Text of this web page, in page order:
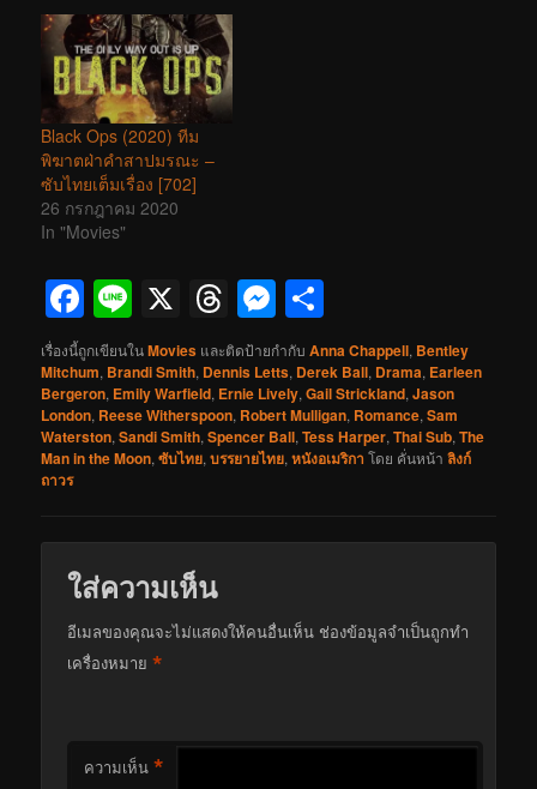
Black Ops (2020) ทีม
พิฆาตฝ่าคำสาปมรณะ –
ซับไทยเต็มเรื่อง [702]
26 กรกฎาคม 2020
In "Movies"
Facebook
Line
X Threads
Messenger
เรื่องนี้ถูกเขียนในMovies และติดป้ายกำกับAnna Chappell, Bentley
Mitchum, Brandi Smith, Dennis Letts, Derek Ball, Drama, Earleen
Bergeron, Emily Warfield, Ernie Lively,Gail Strickland,Jason
London, Reese Witherspoon, Robert Mulligan, Romance,Sam
Waterston,Sandi Smith,Spencer Ball,Tess Harper,Thai Sub,The
Man in the Moon,ซับไทย,บรรยายไทย,หนังอเมริกา โดย คั่นหน้าลิงก์
ถาวร
ใส่ความเห็น
อีเมลของคุณจะไม่แสดงให้คนอื่นเห็น ช่องข้อมูลจำเป็นถูกทำ
เครื่องหมาย*
ความเห็น *